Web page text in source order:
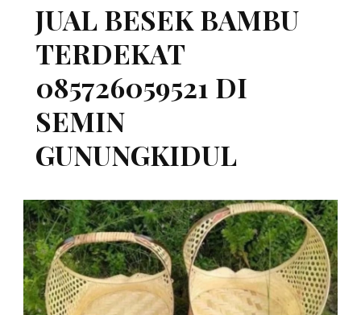
JUAL BESEK BAMBU
TERDEKAT
085726059521 DI
SEMIN
GUNUNGKIDUL